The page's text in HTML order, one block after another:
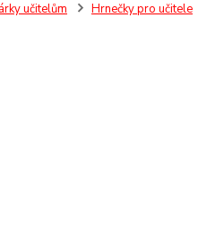
učitelům Hrnečky pro učitele